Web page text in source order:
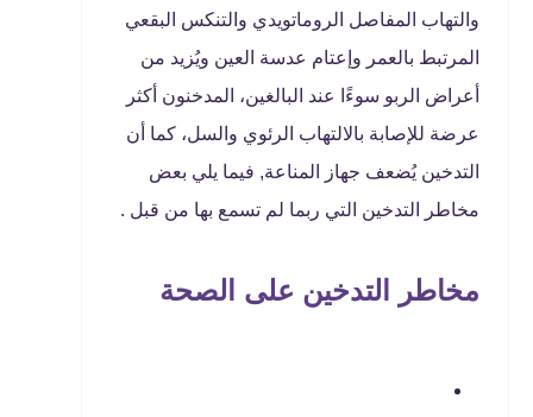
والتهاب المفاصل الروماتويدي والتنكس البقعي
المرتبط بالعمر وإعتام عدسة العين ويُزيد من
أعراض الربو سوءًا عند البالغين، المدخنون أكثر
عرضة للإصابة بالالتهاب الرئوي والسل، كما أن
التدخين يُضعف جهاز المناعة, فيما يلي بعض
مخاطر التدخين التي ربما لم تسمع بها من قبل .
مخاطر التدخين على الصحة